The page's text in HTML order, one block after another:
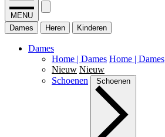
MENU
Dames
Heren Kinderen
Dames
Home | Dames Home | Dames
Nieuw Nieuw
Schoenen
Schoenen